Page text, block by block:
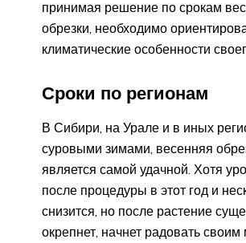
принимая решение по срокам
обрезки, необходимо
климатические особенности
Сроки по регионам
В Сибири, на Урале и в иных
суровыми зимами, весенняя
является самой удачной. Хотя
после процедуры в этот год и
снизится, но после растение
окрепнет, начнет радовать